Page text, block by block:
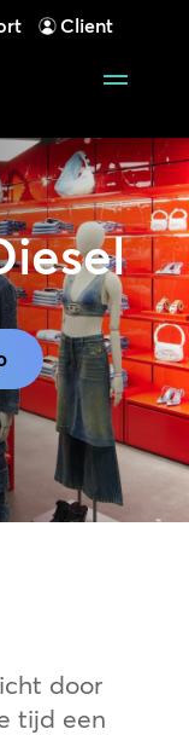
Client
door
tijd een